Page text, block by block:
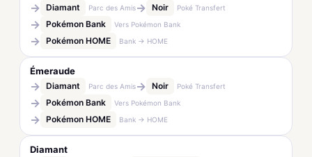
→ Diamant Parc des Amis→ Noir Poké Transfert
→ Pokémon Bank Vers Pokémon Bank
→ Pokémon HOME Bank → HOME
Émeraude
→ Diamant Parc des Amis→ Noir Poké Transfert
→ Pokémon Bank Vers Pokémon Bank
→ Pokémon HOME Bank → HOME
Diamant